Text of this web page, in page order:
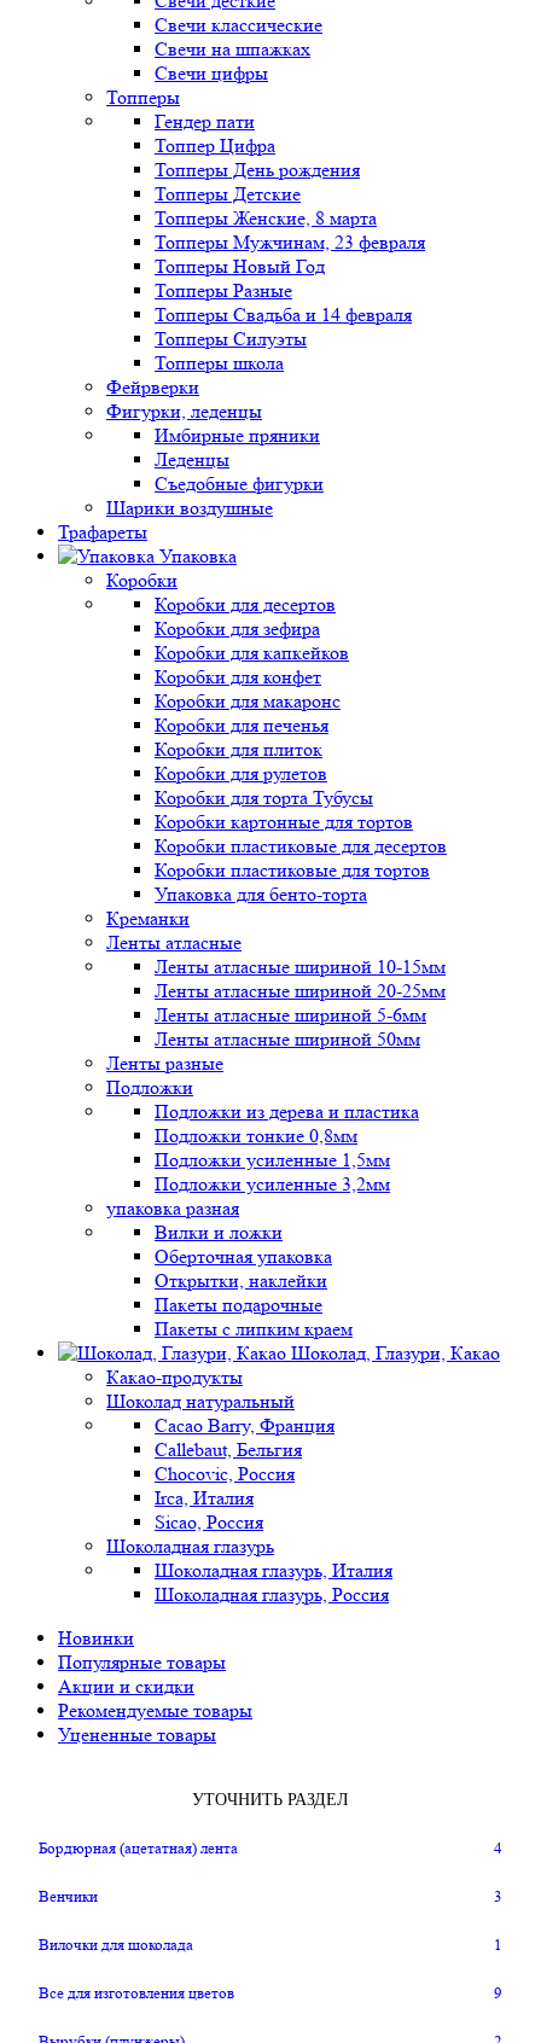
Свечи классические
Свечи на шпажках
Свечи цифры
Топперы
Гендер пати
Топпер Цифра
Топперы День рождения
Топперы Детские
Топперы Женские, 8 марта
Топперы Мужчинам, 23 февраля
Топперы Новый Год
Топперы Разные
Топперы Свадьба и 14 февраля
Топперы Силуэты
Топперы школа
Фейрверки
Фигурки, леденцы
Имбирные пряники
Леденцы
Съедобные фигурки
Шарики воздушные
Трафареты
Упаковка
Коробки
Коробки для десертов
Коробки для зефира
Коробки для капкейков
Коробки для конфет
Коробки для макаронс
Коробки для печенья
Коробки для плиток
Коробки для рулетов
Коробки для торта Тубусы
Коробки картонные для тортов
Коробки пластиковые для десертов
Коробки пластиковые для тортов
Упаковка для бенто-торта
Креманки
Ленты атласные
Ленты атласные шириной 10-15мм
Ленты атласные шириной 20-25мм
Ленты атласные шириной 5-6мм
Ленты атласные шириной 50мм
Ленты разные
Подложки
Подложки из дерева и пластика
Подложки тонкие 0,8мм
Подложки усиленные 1,5мм
Подложки усиленные 3,2мм
упаковка разная
Вилки и ложки
Оберточная упаковка
Открытки, наклейки
Пакеты подарочные
Пакеты с липким краем
Шоколад, Глазури, Какао
Какао-продукты
Шоколад натуральный
Cacao Barry, Франция
Callebaut, Бельгия
Chocovic, Россия
Irca, Италия
Sicao, Россия
Шоколадная глазурь
Шоколадная глазурь, Италия
Шоколадная глазурь, Россия
Новинки
Популярные товары
Акции и скидки
Рекомендуемые товары
Уцененные товары
УТОЧНИТЬ РАЗДЕЛ
Бордюрная (ацетатная) лента 4
Венчики 3
Вилочки для шоколада 1
Все для изготовления цветов 9